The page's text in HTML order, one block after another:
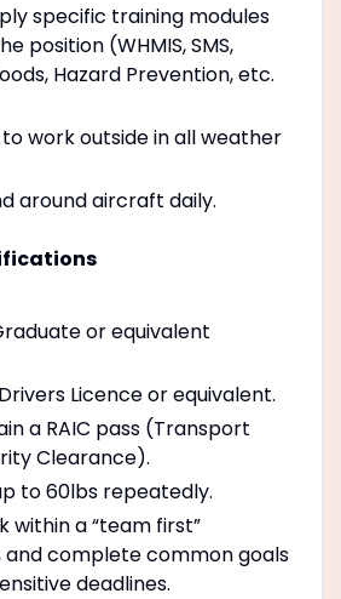
specific training modules
position (WHMIS, SMS,
Hazard Prevention, etc.
work outside in all weather
around aircraft daily.
or equivalent
Licence or equivalent.
a RAIC pass (Transport
Clearance).
to 60lbs repeatedly.
within a “team first”
complete common goals
deadlines.